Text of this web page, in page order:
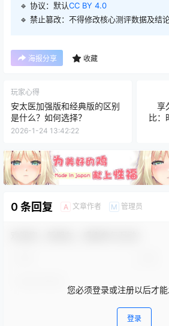
🔹 协议：默认CC BY 4.0
🔹 禁止篡改：不得修改核心测评数据及结
海报分享 收藏
玩家心得
安太医加强版和经典版的区别
是什么？如何选择？
2026-1-24 13:42:22
享
比：
0 条回复 A 文章作者 M 管理员
您必须登录或注册以后才
登录